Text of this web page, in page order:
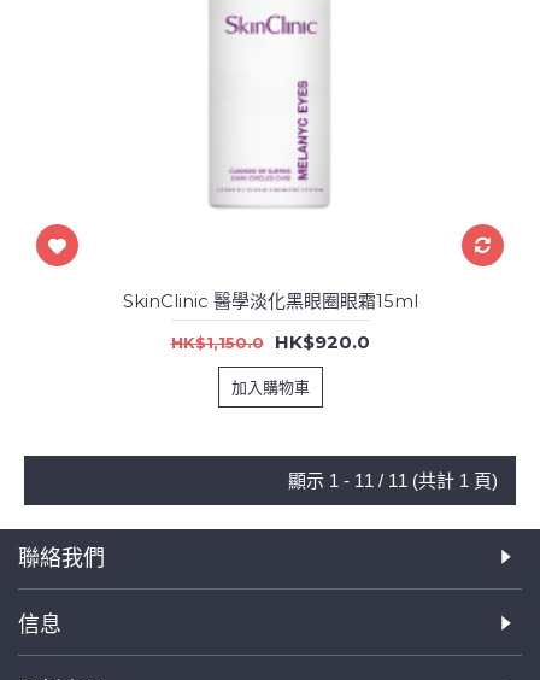
SkinClinic 醫學淡化黑眼圈眼霜15ml
HK$1,150.0 HK$920.0
加入購物車
顯示 1 - 11 / 11 (共計 1 頁)
聯絡我們
信息